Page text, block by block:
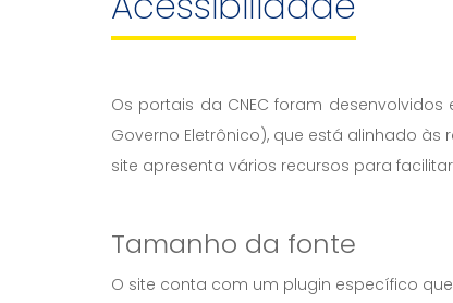
Os portais da CNEC foram
Governo Eletrônico), que está alinhado
site apresenta vários recursos para
Tamanho da fonte
O site conta com um plugin específico